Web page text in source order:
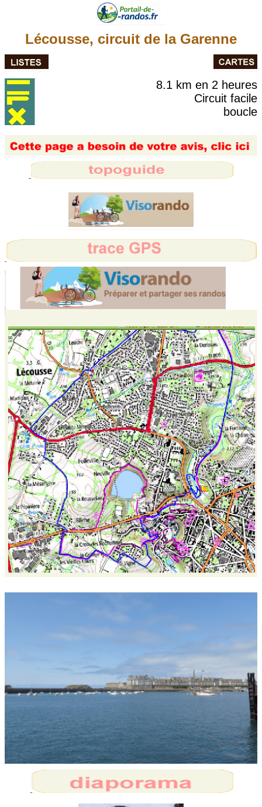
Lécousse, circuit de la Garenne
8.1 km en 2 heures
Circuit facile
boucle